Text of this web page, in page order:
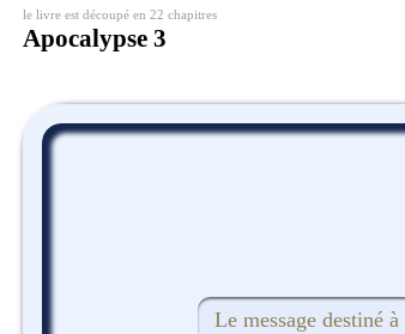
le livre est découpé en 22 chapitres
Apocalypse 3
Le message destiné